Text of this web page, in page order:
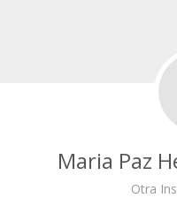
Maria Paz
Otra